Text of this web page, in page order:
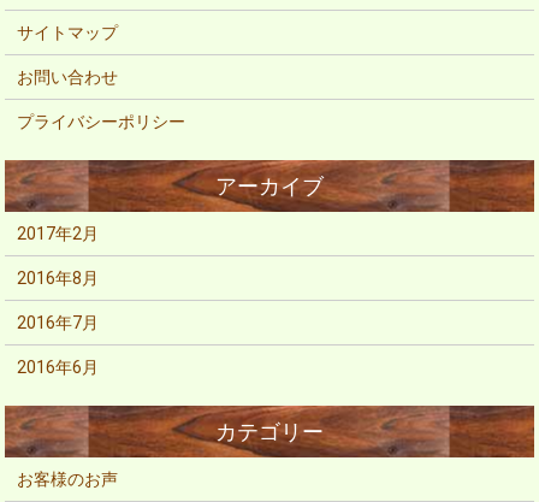
サイトマップ
お問い合わせ
プライバシーポリシー
2017年2月
2016年8月
2016年7月
2016年6月
お客様のお声